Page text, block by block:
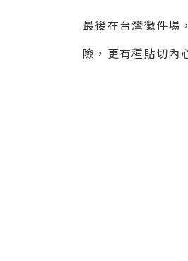
最後在台灣徵件場
險，更有種貼切內